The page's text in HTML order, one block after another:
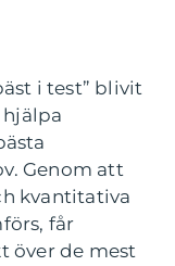
i test” blivit
Genom att
kvantitativa
får
över de mest